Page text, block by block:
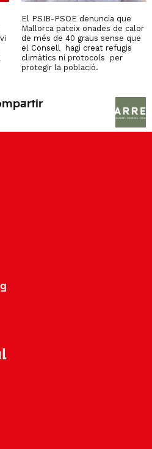
El PSIB-PSOE denuncia que
Mallorca pateix onades de calor
de més de 40 graus sense que
el Consell hagi creat refugis
climàtics ni protocols per
protegir la població.